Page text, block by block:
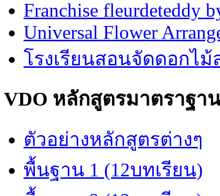
Franchise fleurdeteddy
Universal Flower
โรงเรียนสอนจัดดอกไม้
VDO หลักสูตรมาตราฐา
ตัวอย่างหลักสูตรต่างๆ
พื้นฐาน 1 (12บทเรียน)